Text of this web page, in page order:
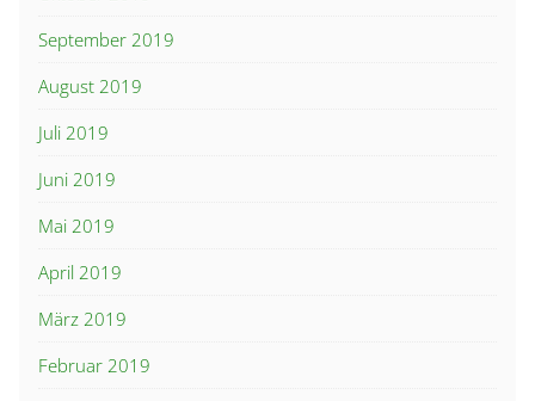
September 2019
August 2019
Juli 2019
Juni 2019
Mai 2019
April 2019
März 2019
Februar 2019